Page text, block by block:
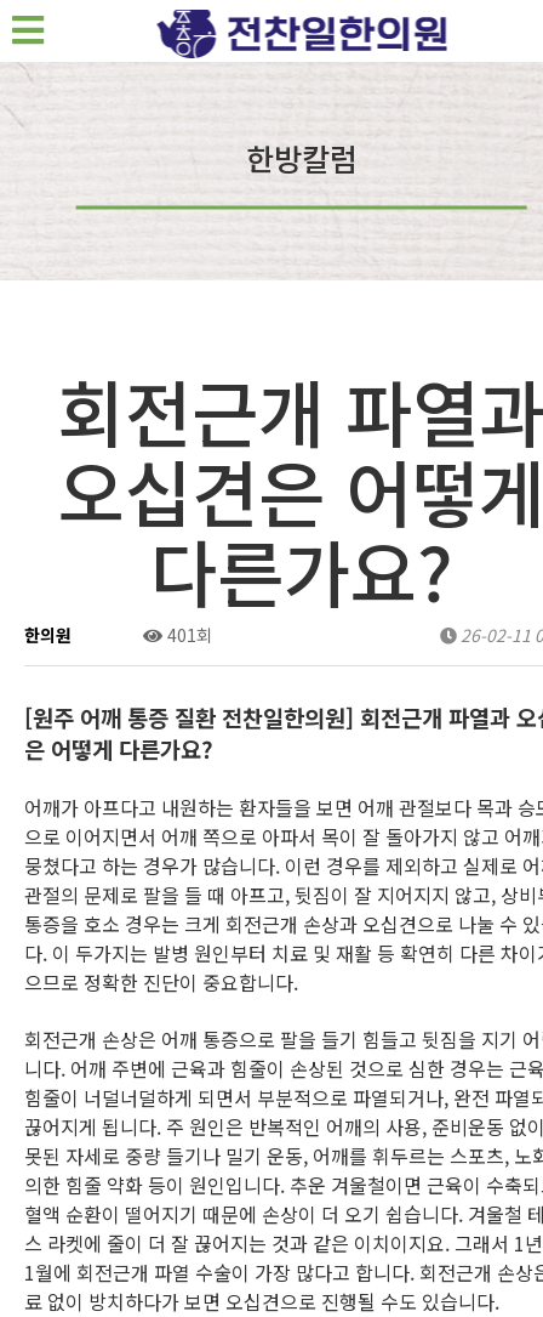
한방칼럼
회전근개 파열
오십견은 어떻
다른가요?
한의원 401회 26-02-11
[원주 어깨 통증 질환 전찬일한의원] 회전근개 파열과 오
은 어떻게 다른가요?
어깨가 아프다고 내원하는 환자들을 보면 어깨 관절보다 목과 승
으로 이어지면서 어깨 쪽으로 아파서 목이 잘 돌아가지 않고 어
뭉쳤다고 하는 경우가 많습니다. 이런 경우를 제외하고 실제로
관절의 문제로 팔을 들 때 아프고, 뒷짐이 잘 지어지지 않고, 상비
통증을 호소 경우는 크게 회전근개 손상과 오십견으로 나눌 수
다. 이 두가지는 발병 원인부터 치료 및 재활 등 확연히 다른 차이
으므로 정확한 진단이 중요합니다.
회전근개 손상은 어깨 통증으로 팔을 들기 힘들고 뒷짐을 지기
니다. 어깨 주변에 근육과 힘줄이 손상된 것으로 심한 경우는 근
힘줄이 너덜너덜하게 되면서 부분적으로 파열되거나, 완전 파열
끊어지게 됩니다. 주 원인은 반복적인 어깨의 사용, 준비운동 없
못된 자세로 중량 들기나 밀기 운동, 어깨를 휘두르는 스포츠, 노
의한 힘줄 약화 등이 원인입니다. 추운 겨울철이면 근육이 수축
혈액 순환이 떨어지기 때문에 손상이 더 오기 쉽습니다. 겨울철
스 라켓에 줄이 더 잘 끊어지는 것과 같은 이치이지요. 그래서 1
1월에 회전근개 파열 수술이 가장 많다고 합니다. 회전근개 손상
료 없이 방치하다가 보면 오십견으로 진행될 수도 있습니다.